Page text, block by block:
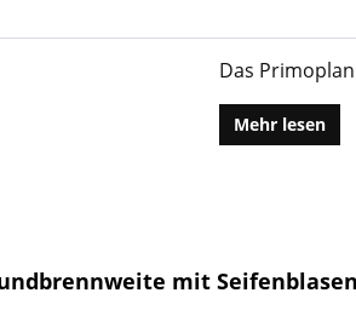
Das
Mehr lesen
mit